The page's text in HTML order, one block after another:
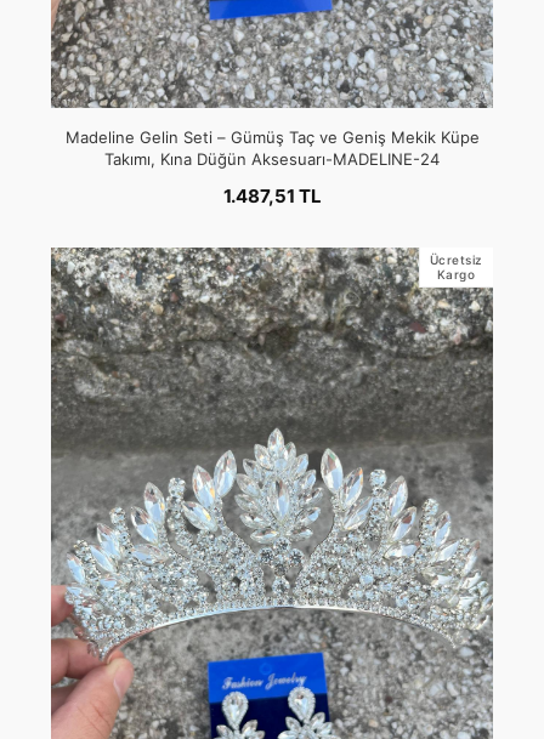
Madeline Gelin Seti – Gümüş Taç ve Geniş Mekik Küpe
Takımı, Kına Düğün Aksesuarı-MADELINE-24
1.487,51 TL
Ücretsiz
Kargo